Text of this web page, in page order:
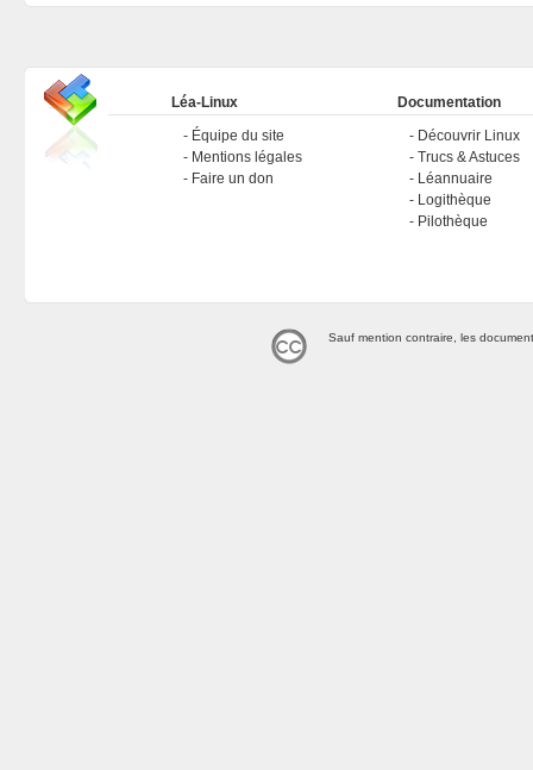
Léa-Linux
Équipe du site
Mentions légales
Faire un don
Documentation
Découvrir Linux
Trucs & Astuces
Léannuaire
Logithèque
Pilothèque
Sauf mention contraire, les